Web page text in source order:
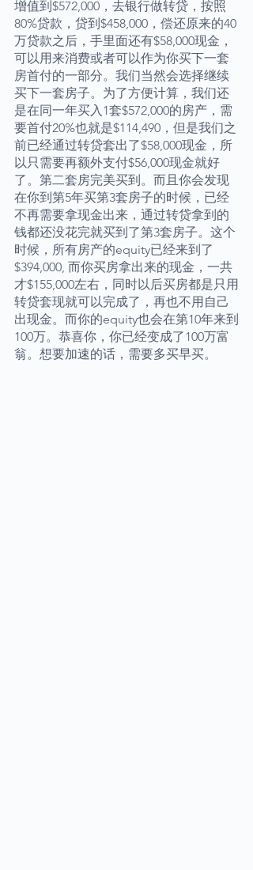
增值到$572,000，去银行做转贷，按照
80%贷款，贷到$458,000，偿还原来的40
万贷款之后，手里面还有$58,000现金，
可以用来消费或者可以作为你买下一套
房首付的一部分。我们当然会选择继续
买下一套房子。为了方便计算，我们还
是在同一年买入1套$572,000的房产，需
要首付20%也就是$114,490，但是我们之
前已经通过转贷套出了$58,000现金，所
以只需要再额外支付$56,000现金就好
了。第二套房完美买到。而且你会发现
在你到第5年买第3套房子的时候，已经
不再需要拿现金出来，通过转贷拿到的
钱都还没花完就买到了第3套房子。这个
时候，所有房产的equity已经来到了
$394,000, 而你买房拿出来的现金，一共
才$155,000左右，同时以后买房都是只用
转贷套现就可以完成了，再也不用自己
出现金。而你的equity也会在第10年来到
100万。恭喜你，你已经变成了100万富
翁。想要加速的话，需要多买早买。